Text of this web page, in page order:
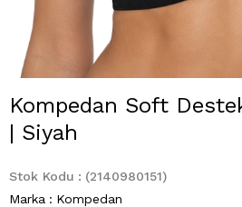
Kompedan Soft
| Siyah
Stok Kodu
(2140980151)
Marka : Kompedan